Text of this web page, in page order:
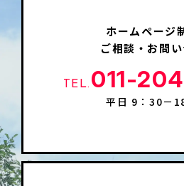
ホームページ
ご相談・お問
TEL. 011-
平日 9：30－